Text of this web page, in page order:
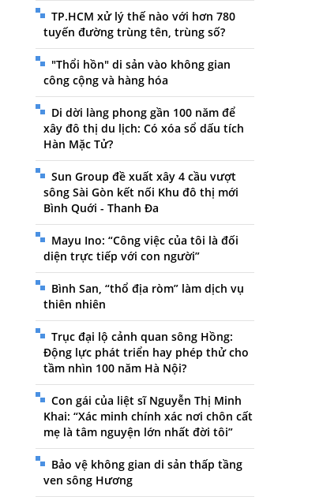
TP.HCM xử lý thế nào với hơn 780
tuyến đường trùng tên, trùng số?
"Thổi hồn" di sản vào không gian
công cộng và hàng hóa
Di dời làng phong gần 100 năm để
xây đô thị du lịch: Có xóa sổ dấu tích
Hàn Mặc Tử?
Sun Group đề xuất xây 4 cầu vượt
sông Sài Gòn kết nối Khu đô thị mới
Bình Quới - Thanh Đa
Mayu Ino: “Công việc của tôi là đối
diện trực tiếp với con người”
Bình San, “thổ địa ròm” làm dịch vụ
thiên nhiên
Trục đại lộ cảnh quan sông Hồng:
Động lực phát triển hay phép thử cho
tầm nhìn 100 năm Hà Nội?
Con gái của liệt sĩ Nguyễn Thị Minh
Khai: “Xác minh chính xác nơi chôn cất
mẹ là tâm nguyện lớn nhất đời tôi”
Bảo vệ không gian di sản thấp tầng
ven sông Hương